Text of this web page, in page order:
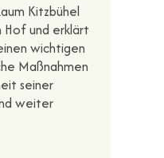
Kitzbühel
Hof und erklärt
wichtigen
Maßnahmen
seiner
weiter